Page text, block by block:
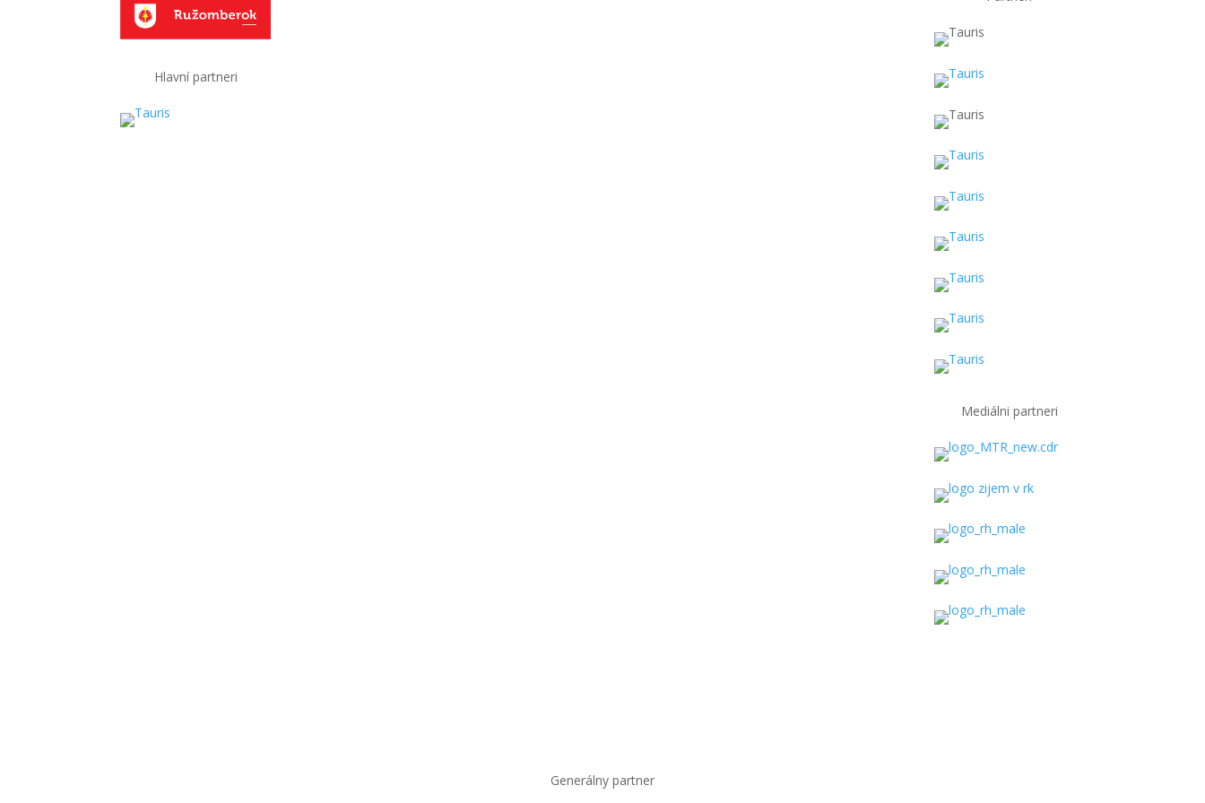
Hlavní partneri
Mediálni partneri
Generálny partner